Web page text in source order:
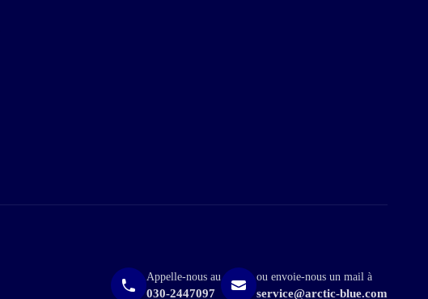
Appelle-nous au
030-2447097
ou envoie-nous un mail à
service@arctic-blue.com